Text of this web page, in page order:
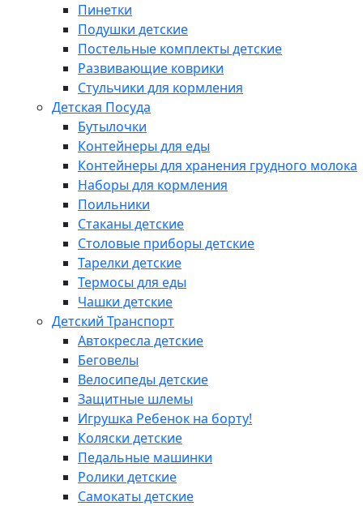
Пинетки
Подушки детские
Постельные комплекты детские
Развивающие коврики
Стульчики для кормления
Детская Посуда
Бутылочки
Контейнеры для еды
Контейнеры для хранения грудного молока
Наборы для кормления
Поильники
Стаканы детские
Столовые приборы детские
Тарелки детские
Термосы для еды
Чашки детские
Детский Транспорт
Автокресла детские
Беговелы
Велосипеды детские
Защитные шлемы
Игрушка Ребенок на борту!
Коляски детские
Педальные машинки
Ролики детские
Самокаты детские